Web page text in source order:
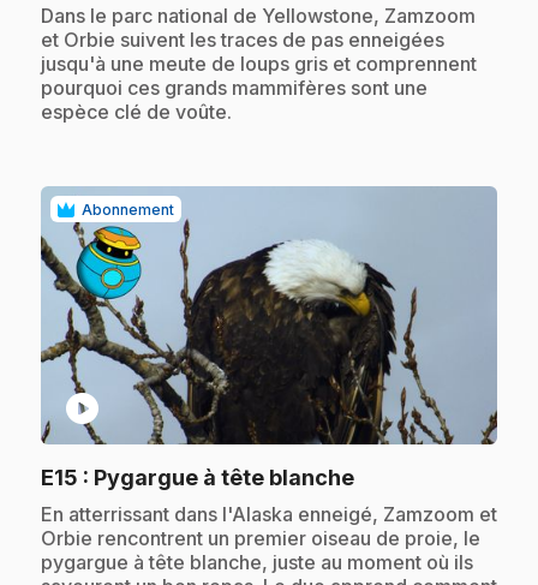
.Dans le parc national de Yellowstone, Zamzoom
et Orbie suivent les traces de pas enneigées
jusqu'à une meute de loups gris et comprennent
pourquoi ces grands mammifères sont une
espèce clé de voûte.
Abonnement
play_circle
E15 : Pygargue à tête blanche.
.En atterrissant dans l'Alaska enneigé, Zamzoom et
Orbie rencontrent un premier oiseau de proie, le
pygargue à tête blanche, juste au moment où ils